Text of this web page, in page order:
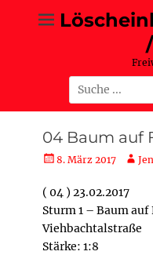
Suche
nach:
04 Baum auf
Posted
8. März 2017 Autor
( 04 ) 23.02.2017
Sturm 1 – Baum
Viehbachtalstraße
Stärke: 1:8